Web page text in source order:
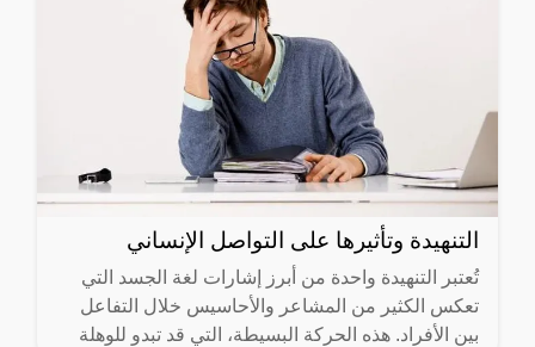
التنهيدة وتأثيرها على التواصل الإنساني
تُعتبر التنهيدة واحدة من أبرز إشارات لغة الجسد التي
تعكس الكثير من المشاعر والأحاسيس خلال التفاعل
بين الأفراد. هذه الحركة البسيطة، التي قد تبدو للوهلة